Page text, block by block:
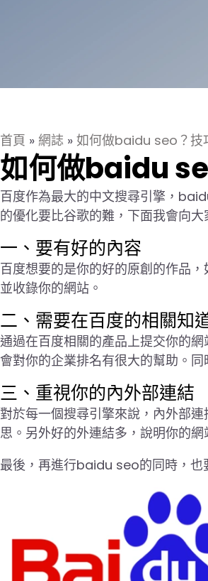
首頁 » 網誌 » 如何做baidu seo？技
如何做baidu
百度作為最大的中文搜尋引擎，
的優化要比谷歌的難，下面我會向
一、要有好的內容
百度想要的是你的好的原創的作品
並收錄你的網站。
二、需要在百度的相關知
通過在百度相關的產品上提交你的
會對你的企業排名有很大的幫助。
三、重視你的內外部連結
對於每一個搜尋引擎來說，內外部
思。另外好的外連結多，說明你的
最後，再進行baidu seo的同時，也